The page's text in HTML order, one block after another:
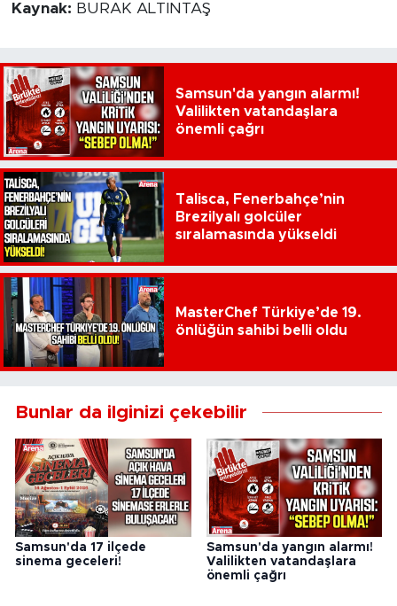
Kaynak: BURAK ALTINTAŞ
Samsun'da yangın alarmı!
Valilikten vatandaşlara
önemli çağrı
Talisca, Fenerbahçe’nin
Brezilyalı golcüler
sıralamasında yükseldi
MasterChef Türkiye’de 19.
önlüğün sahibi belli oldu
Bunlar da ilginizi çekebilir
Samsun'da 17 ilçede
sinema geceleri!
Samsun'da yangın alarmı!
Valilikten vatandaşlara
önemli çağrı